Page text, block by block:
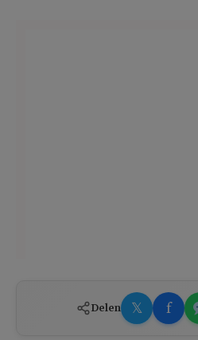
Delen 𝕏 f